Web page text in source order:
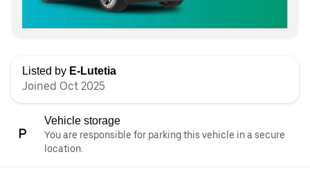
Listed by E-Lutetia
Joined Oct 2025
Vehicle storage
You are responsible for parking this vehicle in a secure
location.